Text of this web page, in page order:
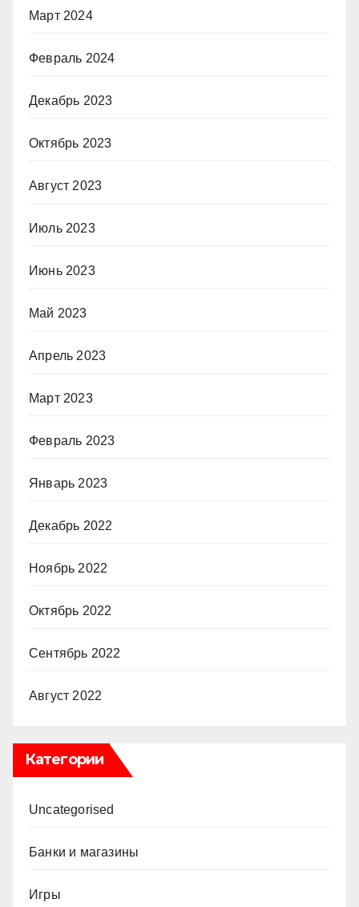
Март 2024
Февраль 2024
Декабрь 2023
Октябрь 2023
Август 2023
Июль 2023
Июнь 2023
Май 2023
Апрель 2023
Март 2023
Февраль 2023
Январь 2023
Декабрь 2022
Ноябрь 2022
Октябрь 2022
Сентябрь 2022
Август 2022
Категории
Uncategorised
Банки и магазины
Игры